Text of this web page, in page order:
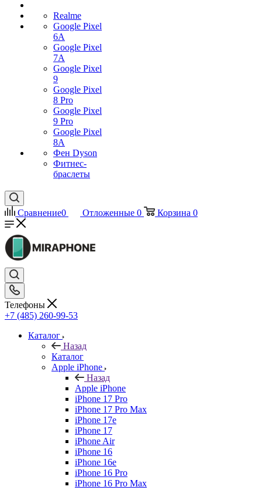
Realme
Google Pixel
6A
Google Pixel
7А
Google Pixel
9
Google Pixel
8 Pro
Google Pixel
9 Pro
Google Pixel
8A
Фен Dyson
Фитнес-
браслеты
Сравнение0 Отложенные 0 Корзина 0
Телефоны
+7 (485) 260-99-53
Каталог
Назад
Каталог
Apple iPhone
Назад
Apple iPhone
iPhone 17 Pro
iPhone 17 Pro Max
iPhone 17e
iPhone 17
iPhone Air
iPhone 16
iPhone 16e
iPhone 16 Pro
iPhone 16 Pro Max